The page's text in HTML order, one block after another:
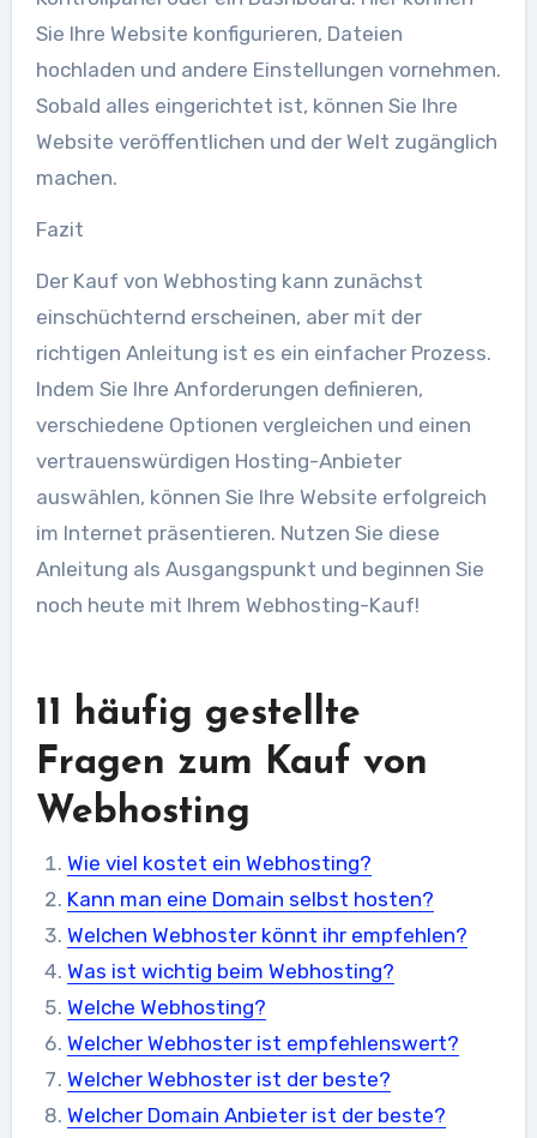
Sie Ihre Website konfigurieren, Dateien
hochladen und andere Einstellungen vornehmen.
Sobald alles eingerichtet ist, können Sie Ihre
Website veröffentlichen und der Welt zugänglich
machen.
Fazit
Der Kauf von Webhosting kann zunächst
einschüchternd erscheinen, aber mit der
richtigen Anleitung ist es ein einfacher Prozess.
Indem Sie Ihre Anforderungen definieren,
verschiedene Optionen vergleichen und einen
vertrauenswürdigen Hosting-Anbieter
auswählen, können Sie Ihre Website erfolgreich
im Internet präsentieren. Nutzen Sie diese
Anleitung als Ausgangspunkt und beginnen Sie
noch heute mit Ihrem Webhosting-Kauf!
11 häufig gestellte
Fragen zum Kauf von
Webhosting
Wie viel kostet ein Webhosting?
Kann man eine Domain selbst hosten?
Welchen Webhoster könnt ihr empfehlen?
Was ist wichtig beim Webhosting?
Welche Webhosting?
Welcher Webhoster ist empfehlenswert?
Welcher Webhoster ist der beste?
Welcher Domain Anbieter ist der beste?